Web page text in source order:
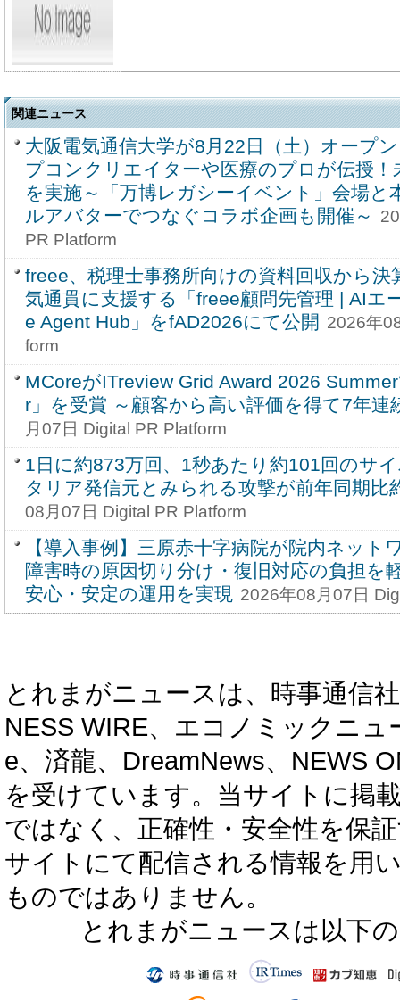
関連ニュース
大阪電気通信大学が8月22日（土）オープ
プコンクリエイターや医療のプロが伝授！
を実施～「万博レガシーイベント」会場と
ルアバターでつなぐコラボ企画も開催～
PR Platform
freee、税理士事務所向けの資料回収から決
気通貫に支援する「freee顧問先管理 | AIエ
e Agent Hub」をfAD2026にて公開 2026年
form
MCoreがITreview Grid Award 2026
r」を受賞 ～顧客から高い評価を得て7年連
月07日 Digital PR Platform
1日に約873万回、1秒あたり約101回のサ
タリア発信元とみられる攻撃が前年同期比
08月07日 Digital PR Platform
【導入事例】三原赤十字病院が院内ネット
障害時の原因切り分け・復旧対応の負担を
安心・安定の運用を実現 2026年08月07日
とれまがニュースは、時事通信
NESS WIRE、エコノミックニ
e、済龍、DreamNews、NEWS
を受けています。当サイトに掲
ではなく、正確性・安全性を保
サイトにて配信される情報を用
ものではありません。
とれまがニュースは以下